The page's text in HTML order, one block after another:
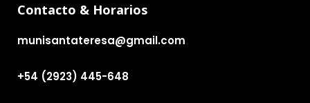
Contacto & Horarios
munisantateresa@gmail.com
+54 (2923) 445-648